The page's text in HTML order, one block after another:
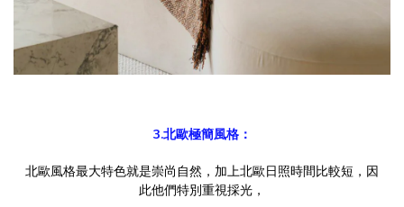
3.北歐極簡風格：
北歐風格最大特色就是崇尚自然，加上北歐日照時間比較短，因
此他們特別重視採光，